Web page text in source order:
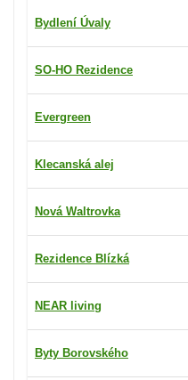
Bydlení Úvaly
SO-HO Rezidence
Evergreen
Klecanská alej
Nová Waltrovka
Rezidence Blízká
NEAR living
Byty Borovského